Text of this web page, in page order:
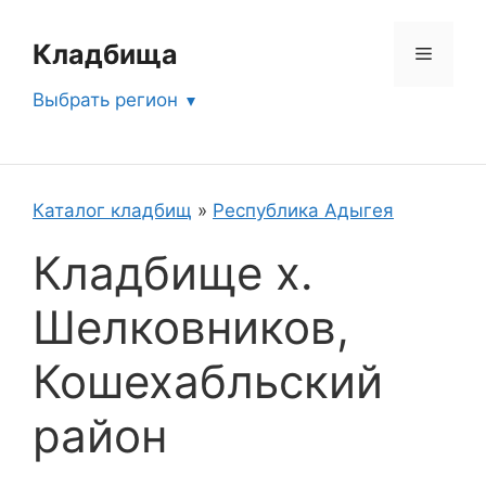
содержимому
Кладбища Меню
Выбрать регион
Каталог кладбищ » Республика Адыгея
Кладбище х.
Шелковников,
Кошехабльский
район